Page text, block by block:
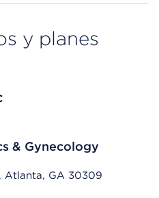
y planes
& Gynecology
Atlanta, GA 30309
on mobile devices